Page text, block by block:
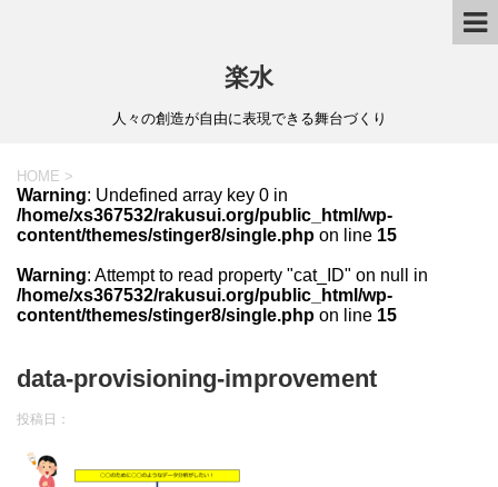
楽水
人々の創造が自由に表現できる舞台づくり
HOME >
Warning: Undefined array key 0 in
/home/xs367532/rakusui.org/public_html/wp-
content/themes/stinger8/single.php on line 15
Warning: Attempt to read property "cat_ID" on null in
/home/xs367532/rakusui.org/public_html/wp-
content/themes/stinger8/single.php on line 15
data-provisioning-improvement
投稿日：